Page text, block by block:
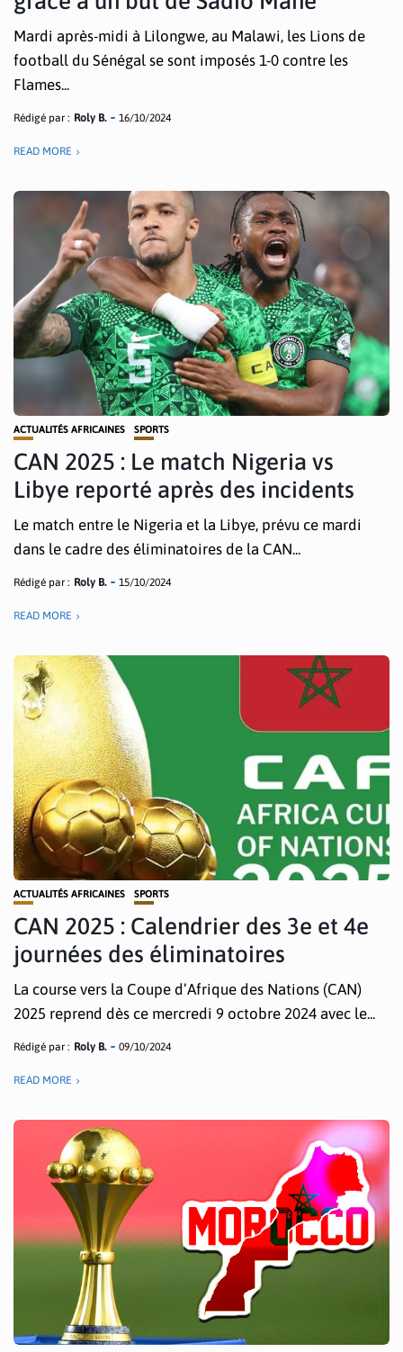
Mardi après-midi à Lilongwe, au Malawi, les Lions de
football du Sénégal se sont imposés 1-0 contre les
Flames...
Rédigé par : Roly B. 16/10/2024
READ MORE
ACTUALITÉS AFRICAINES SPORTS
CAN 2025 : Le match Nigeria vs
Libye reporté après des incidents
Le match entre le Nigeria et la Libye, prévu ce mardi
dans le cadre des éliminatoires de la CAN...
Rédigé par : Roly B. 15/10/2024
READ MORE
ACTUALITÉS AFRICAINES SPORTS
CAN 2025 : Calendrier des 3e et 4e
journées des éliminatoires
La course vers la Coupe d’Afrique des Nations (CAN)
2025 reprend dès ce mercredi 9 octobre 2024 avec le...
Rédigé par : Roly B. 09/10/2024
READ MORE